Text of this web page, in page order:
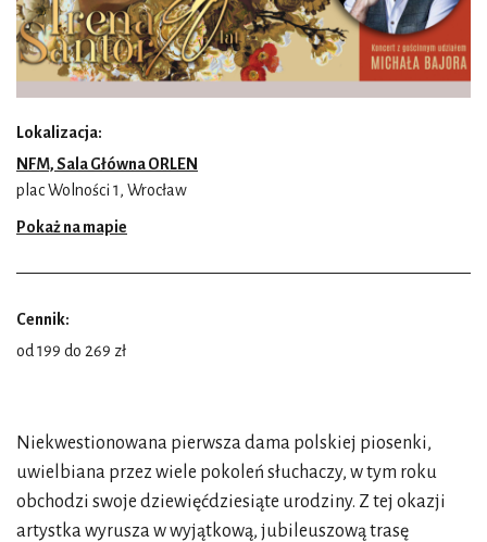
Lokalizacja:
NFM, Sala Główna ORLEN
plac Wolności 1, Wrocław
Pokaż na mapie
Cennik:
od 199 do 269 zł
Niekwestionowana pierwsza dama polskiej piosenki,
uwielbiana przez wiele pokoleń słuchaczy, w tym roku
obchodzi swoje dziewięćdziesiąte urodziny. Z tej okazji
artystka wyrusza w wyjątkową, jubileuszową trasę